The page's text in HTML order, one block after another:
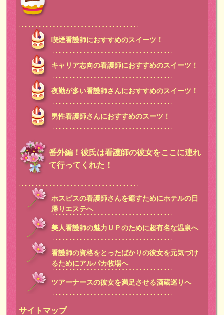
喫煙看護師におすすめのスイーツ！
キャリア志向の看護師におすすめのスイーツ！
夜勤が多い看護師さんにおすすめのスイーツ！
男性看護師さんにおすすめのスーツ！
番外編！彼氏は看護師の彼女をここに連れ
て行ってくれた！
ホスピスの看護師さんを癒すためにホテルの日
帰りエステへ
美人看護師の魅力ＵＰのために超有名な温泉へ
看護師の資格をとったばかりの彼女を元気づけ
るためにアルパカ牧場へ
ツアーナースの彼女を満足させる酒蔵巡りへ
サイトマップ